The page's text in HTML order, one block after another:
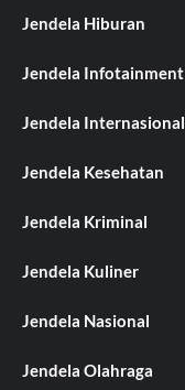
Jendela Hiburan
Jendela Infotainment
Jendela Internasional
Jendela Kesehatan
Jendela Kriminal
Jendela Kuliner
Jendela Nasional
Jendela Olahraga